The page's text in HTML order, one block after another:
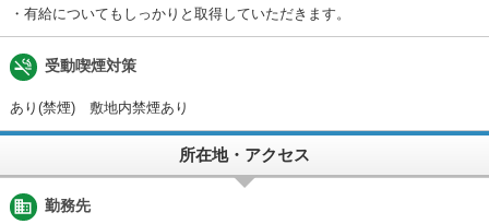
・有給についてもしっかりと取得していただきます。
smoke_free 受動喫煙対策
あり(禁煙) 敷地内禁煙あり
所在地・アクセス
business 勤務先